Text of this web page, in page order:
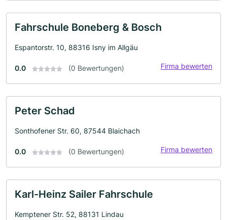
Fahrschule Boneberg & Bosch
Espantorstr. 10, 88316 Isny im Allgäu
0.0 (0 Bewertungen) Firma bewerten
Peter Schad
Sonthofener Str. 60, 87544 Blaichach
0.0 (0 Bewertungen) Firma bewerten
Karl-Heinz Sailer Fahrschule
Kemptener Str. 52, 88131 Lindau